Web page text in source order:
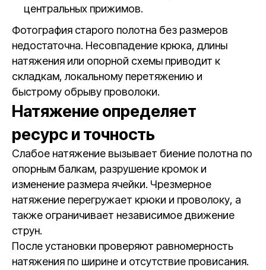
центральных прижимов.
Фотография старого полотна без размеров
недостаточна. Несовпадение крюка, длины
натяжения или опорной схемы приводит к
складкам, локальному перетяжению и
быстрому обрыву проволоки.
Натяжение определяет
ресурс и точность
Слабое натяжение вызывает биение полотна по
опорным балкам, разрушение кромок и
изменение размера ячейки. Чрезмерное
натяжение перегружает крюки и проволоку, а
также ограничивает независимое движение
струн.
После установки проверяют равномерность
натяжения по ширине и отсутствие провисания.